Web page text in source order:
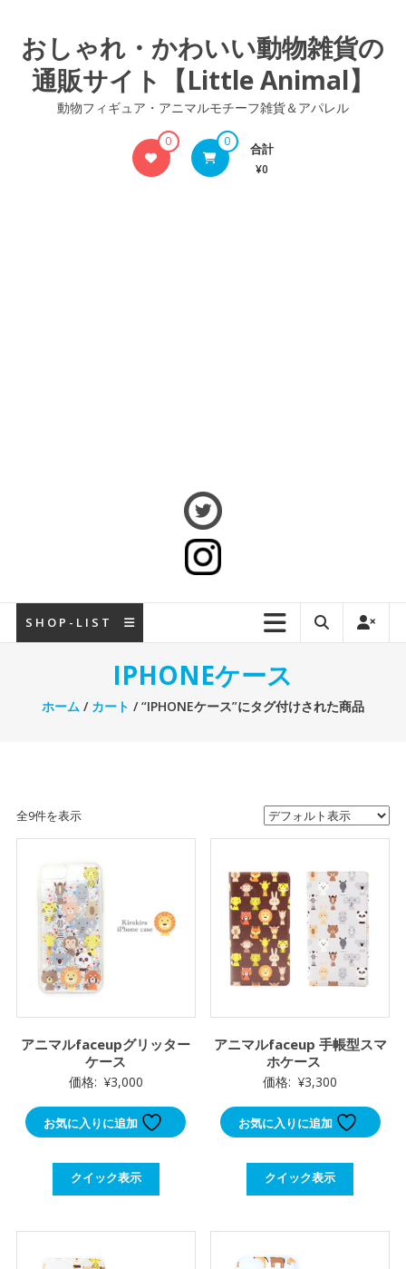
おしゃれ・かわいい動物雑貨の
通販サイト【Little Animal】
動物フィギュア・アニマルモチーフ雑貨＆アパレル
0 0 合計
¥0
S H O P - L I S T
IPHONEケース
ホーム/ カート / “IPHONEケース”にタグ付けされた商品
全9件を表示
アニマルfaceupグリッター
ケース
価格: ¥3,000
お気に入りに追加
クイック表示
アニマルfaceup 手帳型スマ
ホケース
価格: ¥3,300
お気に入りに追加
クイック表示